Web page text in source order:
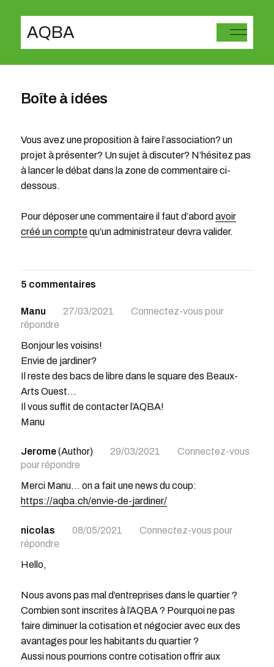
AQBA
Boîte à idées
Vous avez une proposition à faire l’association? un
projet à présenter? Un sujet à discuter? N’hésitez pas
à lancer le débat dans la zone de commentaire ci-
dessous.
Pour déposer une commentaire il faut d’abord avoir
créé un comptequ’un administrateur devra valider.
5 commentaires
Manu 27/03/2021
Connectez-vous pour
répondre
Bonjour les voisins!
Envie de jardiner?
Il reste des bacs de libre dans le square des Beaux-
Arts Ouest…
Il vous suffit de contacter l’AQBA!
Manu
Jerome(Author) 29/03/2021
Connectez-vous
pour répondre
Merci Manu… on a fait une news du coup:
https://aqba.ch/envie-de-jardiner/
nicolas 08/05/2021
Connectez-vous pour
répondre
Hello,
Nous avons pas mal d’entreprises dans le quartier ?
Combien sont inscrites à l’AQBA ? Pourquoi ne pas
faire diminuer la cotisation et négocier avec eux des
avantages pour les habitants du quartier ?
Aussi nous pourrions contre cotisation offrir aux